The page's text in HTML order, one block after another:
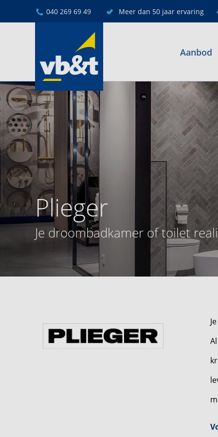
040 269 69 49 Meer dan 50 jaar ervaring
Aanbod
Plieger
Je droombadkamer of toilet